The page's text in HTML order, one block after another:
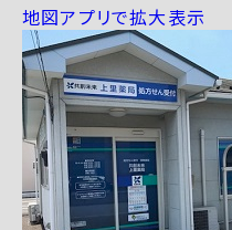
地図アプリで拡大表示